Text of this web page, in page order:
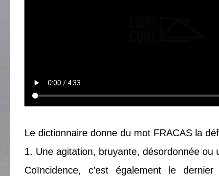
Le dictionnaire donne du mot FRACAS la
1. Une agitation, bruyante, désordonnée ou
Coïncidence, c’est également le